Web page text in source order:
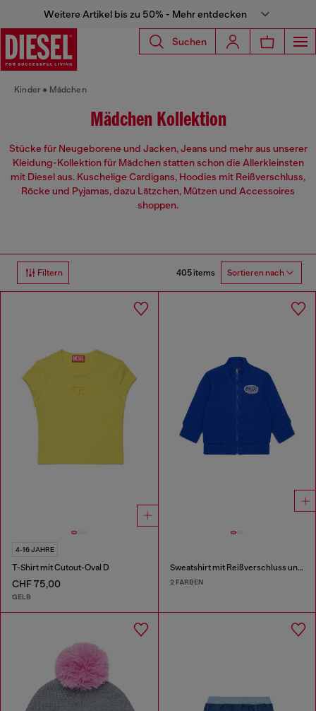
Weitere Artikel bis zu 50% - Mehr entdecken
Suchen
Kinder Mädchen
Mädchen Kollektion
Stücke für Neugeborene und Jacken, Jeans und mehr aus unserer
Kleidung-Kollektion für Mädchen statten schon die Allerkleinsten
mit Diesel aus. Kuschelige Cardigans, Hoodies mit Reißverschluss,
Röcke und Pyjamas, dazu Lätzchen, Mützen und Accessoires
shoppen.
Filtern 405 items Sortieren nach
4-16 JAHRE
T-Shirt mit Cutout-Oval D
CHF 75,00
GELB
Sweatshirt mit Reißverschluss und Logo-Print
2 FARBEN